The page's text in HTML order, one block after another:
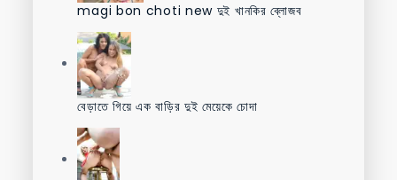
magi bon choti new দুই খানকির ব্লোজব
বেড়াতে গিয়ে এক বাড়ির দুই মেয়েকে চোদা